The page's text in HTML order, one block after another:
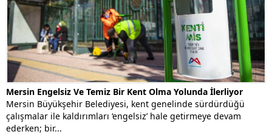
Mersin Engelsiz Ve Temiz Bir Kent Olma Yolunda İlerliyor
Mersin Büyükşehir Belediyesi, kent genelinde sürdürdüğü
çalışmalar ile kaldırımları ‘engelsiz’ hale getirmeye devam
ederken; bir...